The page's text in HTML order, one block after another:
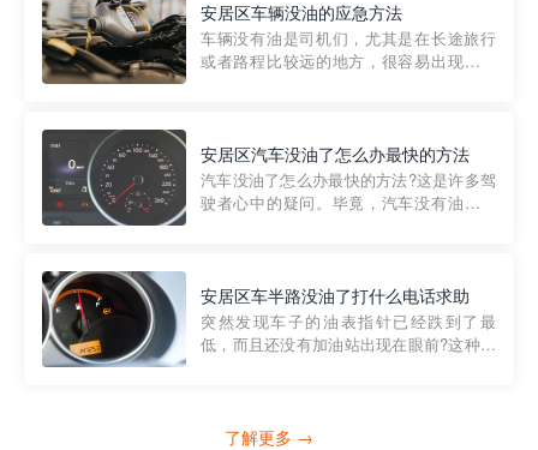
紧急情况下，我们需要一种高效可靠的救
援方式。而这时，地库救援专...
安居区车辆没油的应急方法
车辆没有油是司机们，尤其是在长途旅行
或者路程比较远的地方，很容易出现这种
的送油师傅，解决没油的紧急情况。 首
先，让我们来了解一下穿...
安居区汽车没油了怎么办最快的方法
汽车没油了怎么办最快的方法?这是许多驾
驶者心中的疑问。毕竟，汽车没有油就无
越者小程序是一款专门解决汽车没油问题
的在线服务平台。通过...
安居区车半路没油了打什么电话求助
突然发现车子的油表指针已经跌到了最
低，而且还没有加油站出现在眼前?这种情
打4006363122请求送油人员来帮助你。
了解更多 →